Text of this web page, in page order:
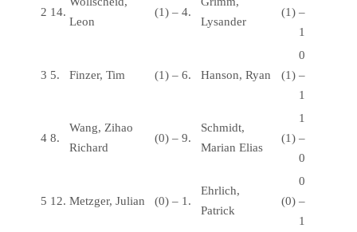
2 14.
Leon
(1) – 4.
Lysander
(1) –
1
3 5. Finzer, Tim (1) – 6. Hanson, Ryan (1)
0
–
1
4 8.
Wang, Zihao
Richard
(0) – 9.
Schmidt,
Marian Elias
(1)
1
–
0
5 12. Metzger, Julian (0) – 1.
Ehrlich,
Patrick
(0)
0
–
1